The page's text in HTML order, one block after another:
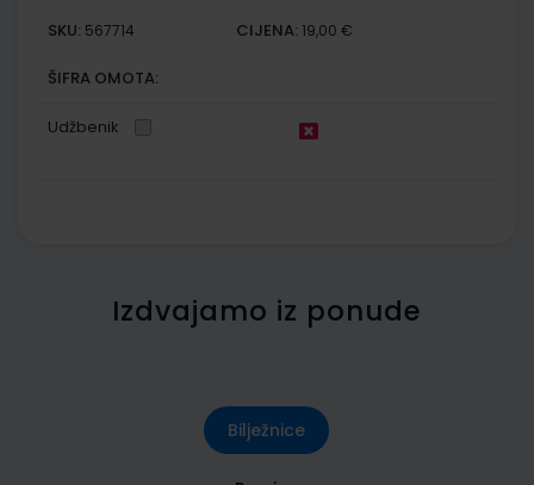
SKU: 567714 CIJENA: 19,00 €
ŠIFRA OMOTA:
Udžbenik
Izdvajamo iz ponude
Bilježnice